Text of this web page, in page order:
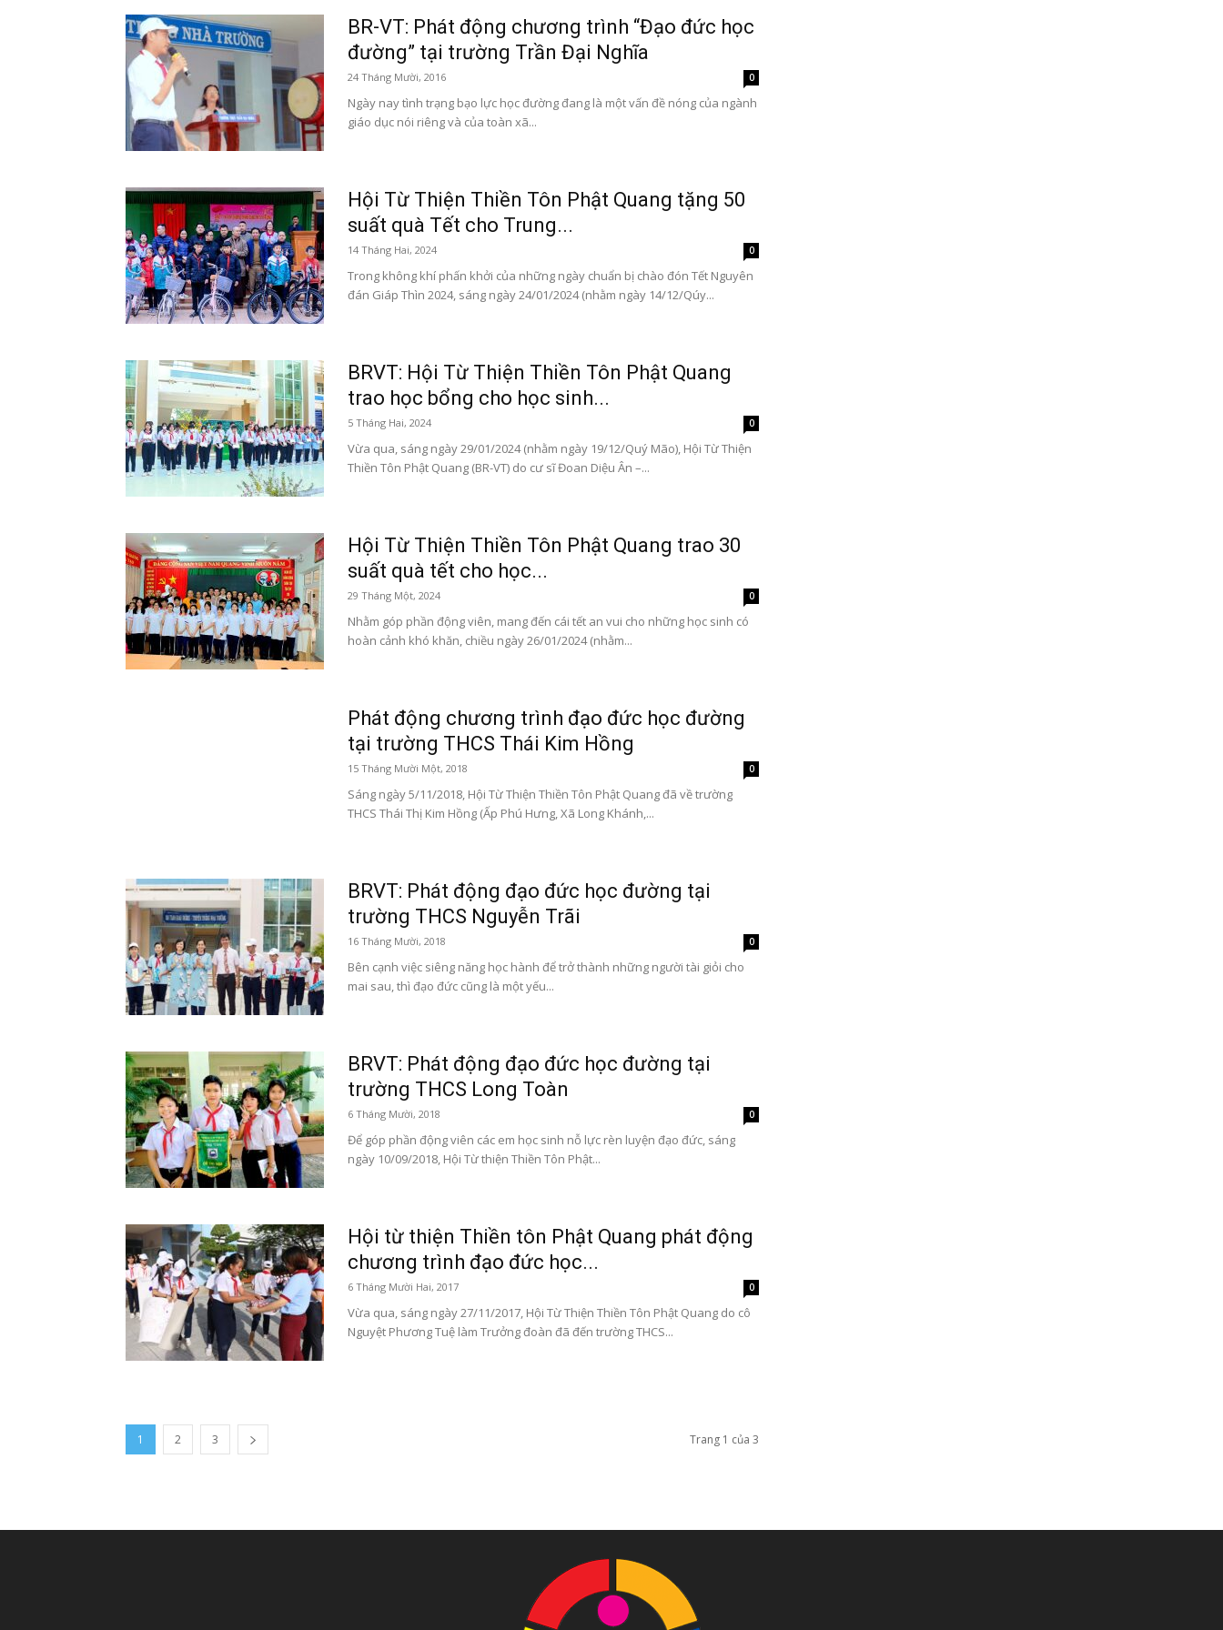
BR-VT: Phát động chương trình “Đạo đức học
đường” tại trường Trần Đại Nghĩa
24 Tháng Mười, 2016 0
Ngày nay tình trạng bạo lực học đường đang là một vấn đề nóng của ngành
giáo dục nói riêng và của toàn xã...
Hội Từ Thiện Thiền Tôn Phật Quang tặng 50
suất quà Tết cho Trung...
14 Tháng Hai, 2024 0
Trong không khí phấn khởi của những ngày chuẩn bị chào đón Tết Nguyên
đán Giáp Thìn 2024, sáng ngày 24/01/2024 (nhằm ngày 14/12/Qúy...
BRVT: Hội Từ Thiện Thiền Tôn Phật Quang
trao học bổng cho học sinh...
5 Tháng Hai, 2024 0
Vừa qua, sáng ngày 29/01/2024 (nhằm ngày 19/12/Quý Mão), Hội Từ Thiện
Thiền Tôn Phật Quang (BR-VT) do cư sĩ Đoan Diệu Ân –...
Hội Từ Thiện Thiền Tôn Phật Quang trao 30
suất quà tết cho học...
29 Tháng Một, 2024 0
Nhằm góp phần động viên, mang đến cái tết an vui cho những học sinh có
hoàn cảnh khó khăn, chiều ngày 26/01/2024 (nhằm...
Phát động chương trình đạo đức học đường
tại trường THCS Thái Kim Hồng
15 Tháng Mười Một, 2018 0
Sáng ngày 5/11/2018, Hội Từ Thiện Thiền Tôn Phật Quang đã về trường
THCS Thái Thị Kim Hồng (Ấp Phú Hưng, Xã Long Khánh,...
BRVT: Phát động đạo đức học đường tại
trường THCS Nguyễn Trãi
16 Tháng Mười, 2018 0
Bên cạnh việc siêng năng học hành để trở thành những người tài giỏi cho
mai sau, thì đạo đức cũng là một yếu...
BRVT: Phát động đạo đức học đường tại
trường THCS Long Toàn
6 Tháng Mười, 2018 0
Để góp phần động viên các em học sinh nỗ lực rèn luyện đạo đức, sáng
ngày 10/09/2018, Hội Từ thiện Thiền Tôn Phật...
Hội từ thiện Thiền tôn Phật Quang phát động
chương trình đạo đức học...
6 Tháng Mười Hai, 2017 0
Vừa qua, sáng ngày 27/11/2017, Hội Từ Thiện Thiền Tôn Phật Quang do cô
Nguyệt Phương Tuệ làm Trưởng đoàn đã đến trường THCS...
1 2 3 Trang 1 của 3